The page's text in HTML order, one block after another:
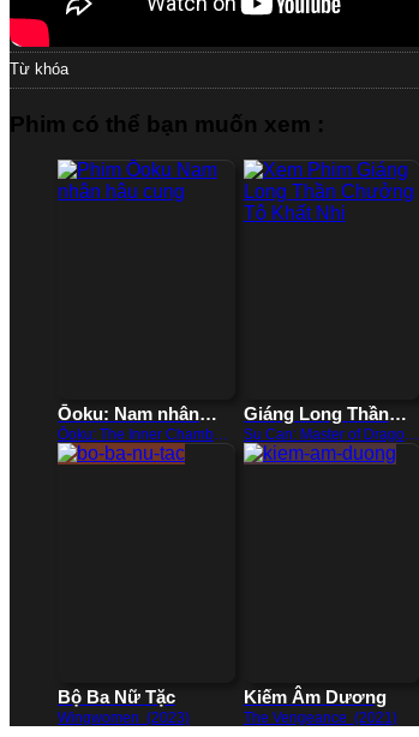
Từ khóa
Phim có thể bạn muốn xem :
Ōoku: Nam nhân
hậu cung
Ōoku: The Inner Chambers
(2023)
Giáng Long Thần
Chưởng Tô Khất Nhi
Su Can: Master of Dragon-
strike Palms (2018)
Bộ Ba Nữ Tặc
Wingwomen (2023)
Kiếm Âm Dương
The Vengeance (2021)